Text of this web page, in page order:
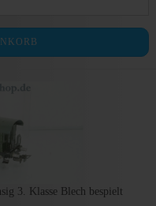
3. Klasse Blech bespielt